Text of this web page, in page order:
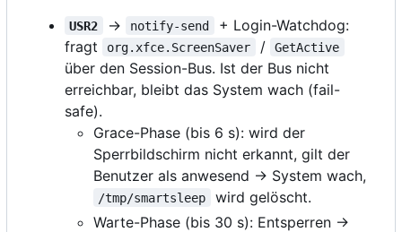
USR2 → notify-send
+ Login-Watchdog:
fragt
org.xfce.ScreenSaver / GetActive
über den Session-Bus. Ist der Bus nicht
erreichbar, bleibt das System wach (fail-
safe).
Grace-Phase (bis 6 s): wird der
Sperrbildschirm nicht erkannt, gilt der
Benutzer als anwesend → System wach,
/tmp/smartsleep
wird gelöscht.
Warte-Phase (bis 30 s): Entsperren →